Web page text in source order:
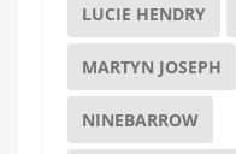
LUCIE HENDRY
MARTYN JOSEPH
NINEBARROW